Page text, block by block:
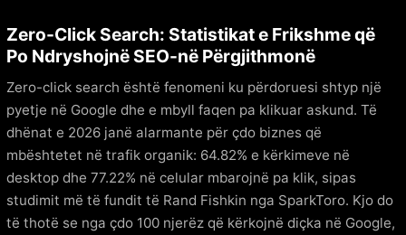
Zero-Click Search: Statistikat e Frikshme që
Po Ndryshojnë SEO-në Përgjithmonë
Zero-click search është fenomeni ku përdoruesi shtyp një
pyetje në Google dhe e mbyll faqen pa klikuar askund. Të
dhënat e 2026 janë alarmante për çdo biznes që
mbështetet në trafik organik: 64.82% e kërkimeve në
desktop dhe 77.22% në celular mbarojnë pa klik, sipas
studimit më të fundit të Rand Fishkin nga SparkToro. Kjo do
të thotë se nga çdo 100 njerëz që kërkojnë diçka në Google,